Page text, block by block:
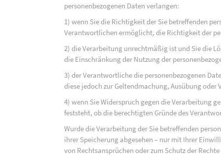
personenbezogenen Daten verlangen:
1) wenn Sie die Richtigkeit der Sie betreffenden
Verantwortlichen ermöglicht, die Richtigkeit der
2) die Verarbeitung unrechtmäßig ist und Sie die
die Einschränkung der Nutzung der
3) der Verantwortliche die personenbezogenen
diese jedoch zur Geltendmachung, Ausübung
4) wenn Sie Widerspruch gegen die Verarbeitung
feststeht, ob die berechtigten Gründe des
Wurde die Verarbeitung der Sie betreffenden
ihrer Speicherung abgesehen – nur mit Ihrer
von Rechtsansprüchen oder zum Schutz der